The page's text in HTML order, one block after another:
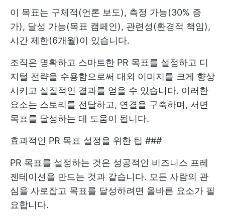
이 목표는 구체적(언론 보도), 측정 가능(30% 증
가), 달성 가능(목표 캠페인), 관련성(환경적 책임),
시간 제한(6개월)이 있습니다.
조직은 명확하고 스마트한 PR 목표를 설정하고 디
지털 전략을 수용함으로써 대외 이미지를 크게 향상
시키고 실질적인 결과를 얻을 수 있습니다. 이러한
요소는 스토리를 전달하고, 연결을 구축하며, 서면
목표를 달성하는 데 도움이 됩니다.
효과적인 PR 목표 설정을 위한 팁 ###
PR 목표를 설정하는 것은 성공적인 비즈니스 프레
젠테이션을 만드는 것과 같습니다. 모든 사람의 관
심을 사로잡고 목표를 달성하려면 올바른 요소가 필
요합니다.